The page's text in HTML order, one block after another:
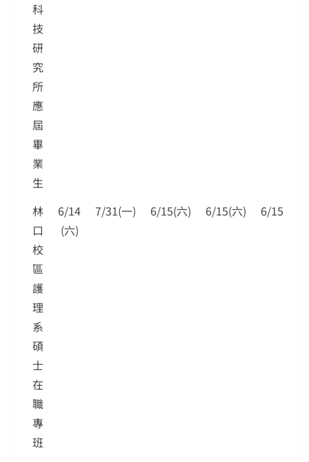
科
技
研
究
所
應
屆
畢
業
生
林
口
校
區
護
理
系
碩
士
在
職
專
班
6/14
(六)
7/31(一) 6/15(六) 6/15(六) 6/15(六)